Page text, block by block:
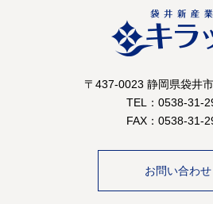
〒437-0023 静岡県袋井
TEL：0538-31-
FAX：0538-31-
お問い合わせ